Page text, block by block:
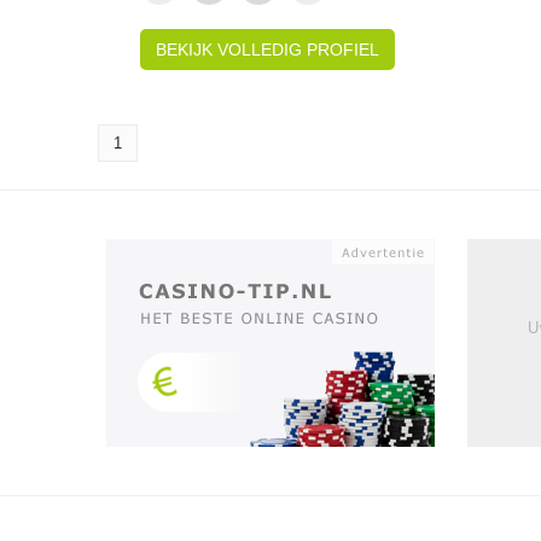
BEKIJK VOLLEDIG PROFIEL
1